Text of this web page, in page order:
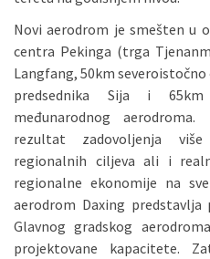
Novi aerodrom je smešten u
centra Pekinga (trga
Langfang, 50km
predsednika Sija i
međunarodnog
rezultat zadovoljenja
regionalnih ciljeva ali i
regionalne ekonomije na
aerodrom Daxing
Glavnog gradskog
projektovane kapacitete.